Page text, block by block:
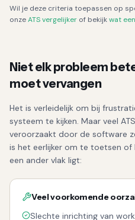
Wil je deze criteria toepassen op
onzeATS vergelijker of bekijkwat
Niet elk probleem
moet vervangen
Het is verleidelijk om bij
systeem te kijken. Maar veel
veroorzaakt door de software
is het eerlijker om te toetsen
een ander vlak ligt:
Veel voorkomende
Slechte inrichting van